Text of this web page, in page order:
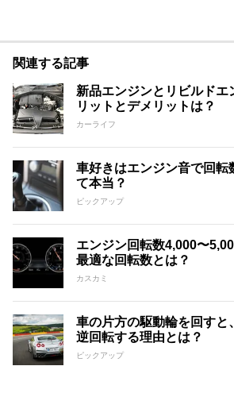
関連する記事
新品エンジンとリビルドエ
リットとデメリットは？
カーライフ
車好きはエンジン音で回転
て本当？
ピックアップ
エンジン回転数4,000〜
最適な回転数とは？
カスカミ
車の片方の駆動輪を回すと
逆回転する理由とは？
ピックアップ